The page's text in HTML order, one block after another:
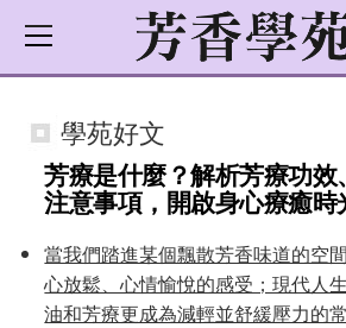
學苑好文
芳療是什麼？解析芳療功
注意事項，開啟身心療癒時
當我們踏進某個飄散芳香味道的空
心放鬆、心情愉悅的感受；現代人
油和芳療更成為減輕並舒緩壓力的